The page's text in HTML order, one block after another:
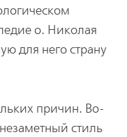
о. Николая
для него страну
причин. Во-
стиль